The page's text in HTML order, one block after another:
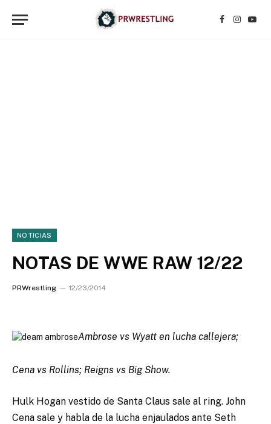
Facebook
NOTICIAS
NOTAS DE WWE RAW 12/22
PRWrestling 12/23/2014
Ambrose vs Wyatt en lucha callejera;
Cena vs Rollins; Reigns vs Big Show.
Hulk Hogan vestido de Santa Claus sale al ring. John
Cena sale y habla de la lucha enjaulados ante Seth